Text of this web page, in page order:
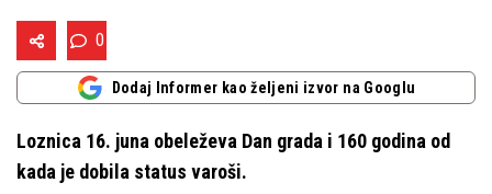
0
Dodaj Informer kao željeni izvor na Googlu
Loznica 16. juna obeleževa Dan grada i 160 godina od
kada je dobila status varoši.